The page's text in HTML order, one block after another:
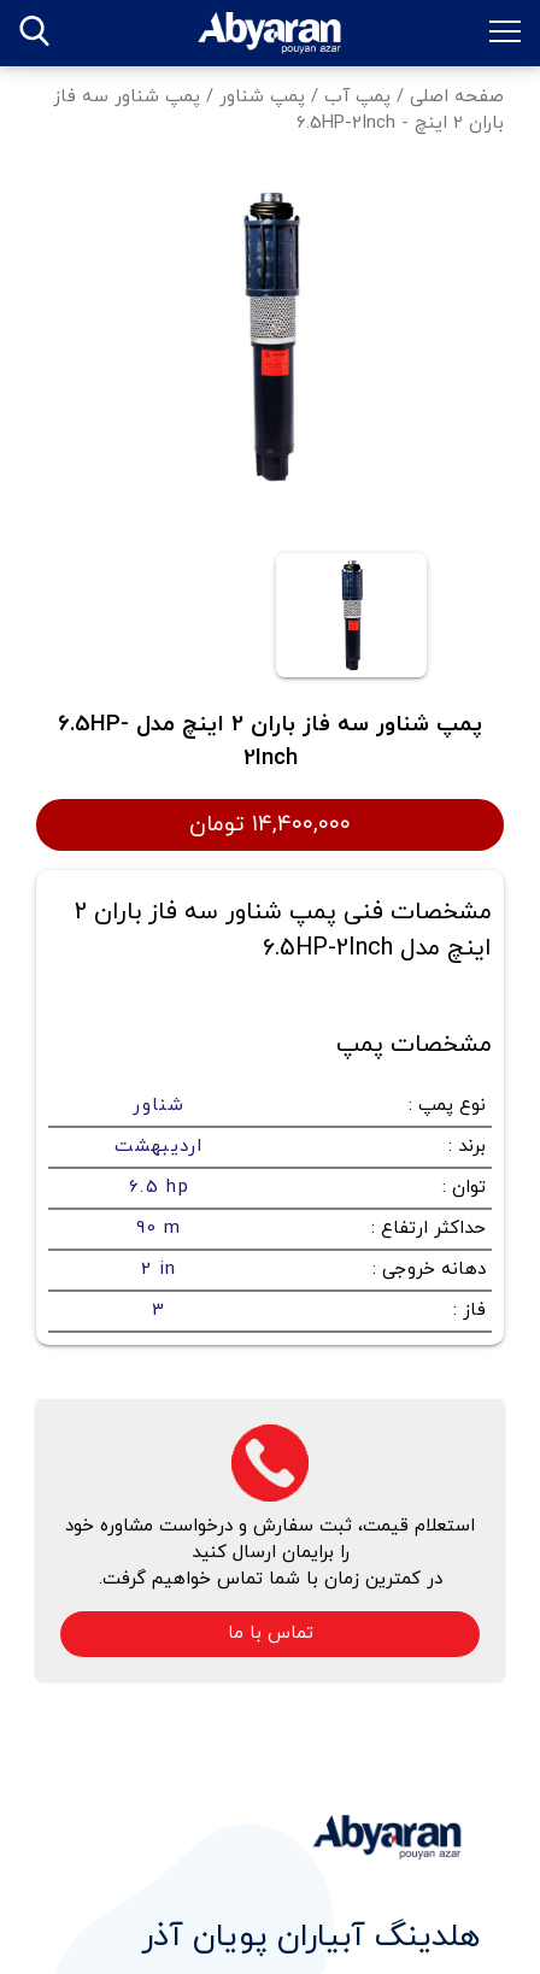
صفحه اصلی / پمپ آب / پمپ شناور / پمپ شناور سه فاز
باران 2 اینچ - 6.5HP-2Inch
پمپ شناور سه فاز باران 2 اینچ مدل 6.5HP-
2Inch
۱۴,۴۰۰,۰۰۰ تومان
مشخصات فنی پمپ شناور سه فاز باران 2
اینچ مدل 6.5HP-2Inch
مشخصات پمپ
نوع پمپ :
شناور
برند :
اردیبهشت
توان :
6.5 hp
حداکثر ارتفاع :
90 m
دهانه خروجی :
2 in
فاز :
3
استعلام قیمت، ثبت سفارش و درخواست مشاوره خود
را برایمان ارسال کنید
در کمترین زمان با شما تماس خواهیم گرفت.
تماس با ما
هلدینگ آبیاران پویان آذر